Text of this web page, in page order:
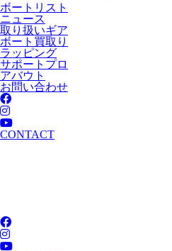
ボートリスト
ニュース
取り扱いギア
ボート買取り
ラッピング
サポートプロ
アバウト
お問い合わせ
CONTACT